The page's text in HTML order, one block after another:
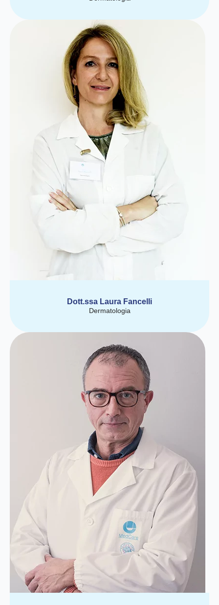
Dott.ssa Laura Fancelli
Dermatologia